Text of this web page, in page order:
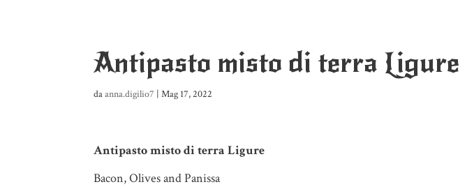
Antipasto misto di terra Ligure
daanna.digilio7 |Mag 17, 2022
Antipasto misto di terra Ligure
Bacon, Olives and Panissa